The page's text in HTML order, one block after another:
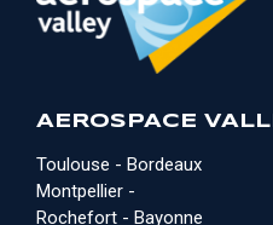
AEROSPACE
Toulouse - Bordeaux
Montpellier -
Rochefort - Bayonne